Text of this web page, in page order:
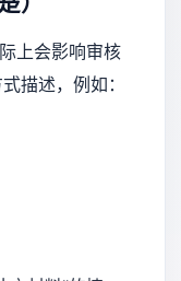
上会影响审核
描述，例如：